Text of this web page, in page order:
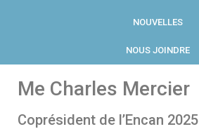
NOUVELLES
NOUS JOINDRE
Me Charles Mercier
Coprésident de l’Encan 2025